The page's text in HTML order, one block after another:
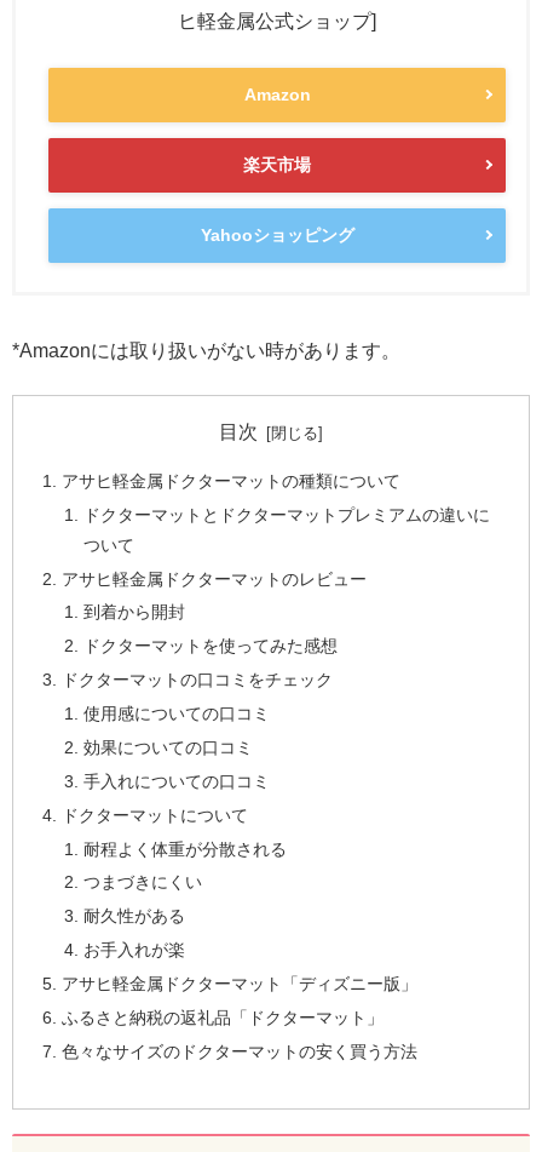
ヒ軽金属公式ショップ]
Amazon
楽天市場
Yahooショッピング
*Amazonには取り扱いがない時があります。
目次
アサヒ軽金属ドクターマットの種類について
ドクターマットとドクターマットプレミアムの違いに
ついて
アサヒ軽金属ドクターマットのレビュー
到着から開封
ドクターマットを使ってみた感想
ドクターマットの口コミをチェック
使用感についての口コミ
効果についての口コミ
手入れについての口コミ
ドクターマットについて
耐程よく体重が分散される
つまづきにくい
耐久性がある
お手入れが楽
アサヒ軽金属ドクターマット「ディズニー版」
ふるさと納税の返礼品「ドクターマット」
色々なサイズのドクターマットの安く買う方法